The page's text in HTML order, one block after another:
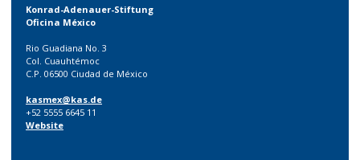
Konrad-Adenauer-Stiftung
Oficina México
Rio Guadiana No. 3
Col. Cuauhtémoc
C.P. 06500 Ciudad de México
kasmex@kas.de
+52 5555 6645 11
Website